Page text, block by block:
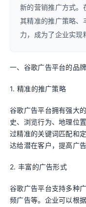
新的营销推广方式。
其精准的推广策略、
力，成为了企业实现
一、谷歌广告平台的品
1. 精准的推广策略
谷歌广告平台拥有强大
史、浏览行为、地理位
过精准的关键词匹配和
达给潜在客户，提高广告
2. 丰富的广告形式
谷歌广告平台支持多种
频广告等。企业可以根